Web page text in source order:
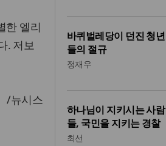
한 엘리
. 저보
/뉴시스
바퀴벌레당이 던진 청년
들의 절규
정재우
하나님이 지키시는 사람
들, 국민을 지키는 경찰
최선